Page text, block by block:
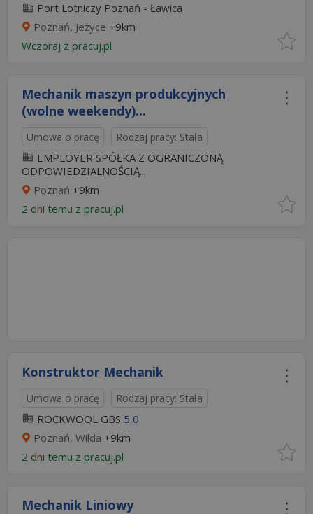
Port Lotniczy Poznań - Ławica
Poznań, Jeżyce +9km
Wczoraj z pracuj.pl
Mechanik maszyn produkcyjnych
(wolne weekendy)...
Umowa o pracę Rodzaj pracy: Stała
EMPLOYER SPÓŁKA Z OGRANICZONĄ
ODPOWIEDZIALNOŚCIĄ...
Poznań +9km
2 dni temu z pracuj.pl
Konstruktor Mechanik
Umowa o pracę Rodzaj pracy: Stała
ROCKWOOL GBS 5,0
Poznań, Wilda +9km
2 dni temu z pracuj.pl
Mechanik Liniowy